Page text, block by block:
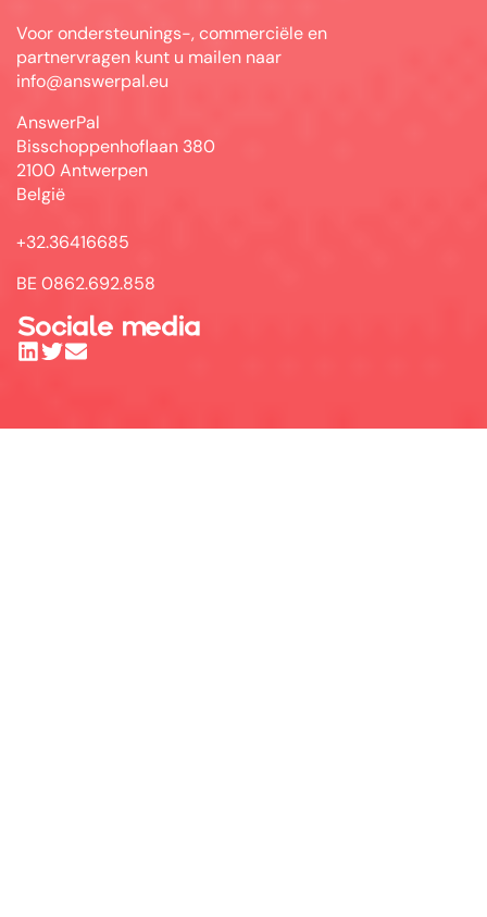
Voor ondersteunings-, commerciële en
partnervragen kunt u mailen naar
info@answerpal.eu
AnswerPal
Bisschoppenhoflaan 380
2100 Antwerpen
België
+32.36416685
BE 0862.692.858
Sociale media